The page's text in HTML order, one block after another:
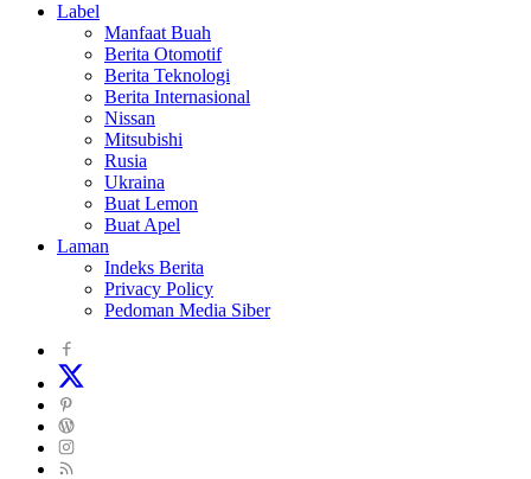
Label
Manfaat Buah
Berita Otomotif
Berita Teknologi
Berita Internasional
Nissan
Mitsubishi
Rusia
Ukraina
Buat Lemon
Buat Apel
Laman
Indeks Berita
Privacy Policy
Pedoman Media Siber